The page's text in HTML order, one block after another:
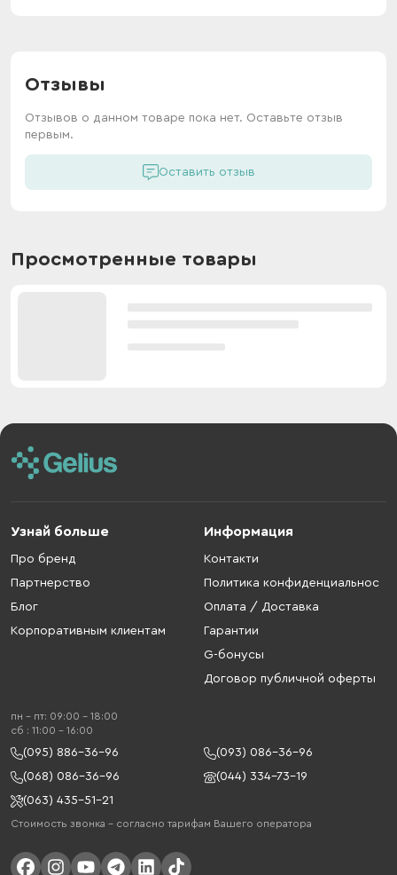
Отзывы
Отзывов о данном товаре пока нет. Оставьте отзыв
первым.
Оставить отзыв
Просмотренные товары
Узнай больше
Про бренд
Партнерство
Блог
Корпоративным клиентам
Информация
Контакти
Политика конфиденциальнос
Оплата / Доставка
Гарантии
G-бонусы
Договор публичной оферты
пн - пт: 09:00 - 18:00
cб : 11:00 - 16:00
(095) 886-36-96
(093) 086-36-96
(068) 086-36-96
(044) 334-73-19
(063) 435-51-21
Стоимость звонка – согласно тарифам Вашего оператора